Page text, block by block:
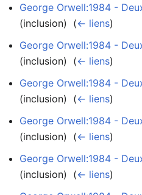
George Orwell:1984 -
(inclusion) ‎ (← liens)
George Orwell:1984 -
(inclusion) ‎ (← liens)
George Orwell:1984 -
(inclusion) ‎ (← liens)
George Orwell:1984 -
(inclusion) ‎ (← liens)
George Orwell:1984 -
(inclusion) ‎ (← liens)